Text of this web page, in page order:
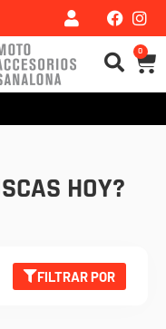
0
HOY?
FILTRAR POR